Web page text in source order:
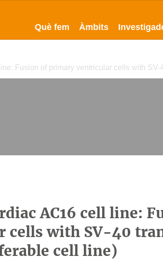
Què fem Àmbits
Fusion of primary ventricular cells with
AC16 cell line:
cells with SV-40
cell line)